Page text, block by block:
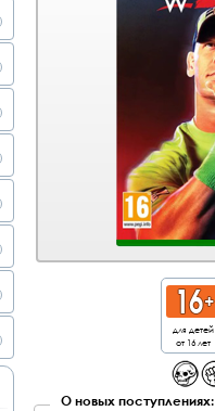
для детей
от 16 лет
О новых поступлениях: